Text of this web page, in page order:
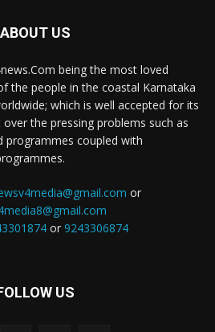
ABOUT US
being the most loved
the people in the coastal Karnataka
which is well accepted for its
the pressing problems such as
programmes coupled with
or
or 9243306874
US